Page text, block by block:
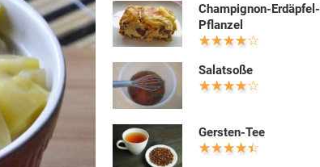
Champignon-Erdäpfel-
Pflanzel
Salatsoße
Gersten-Tee